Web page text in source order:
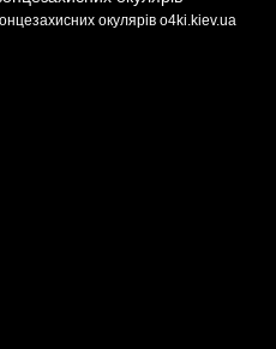
окулярів o4ki.kiev.ua